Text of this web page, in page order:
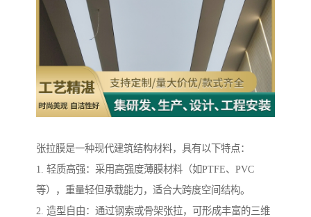
张拉膜是一种现代建筑结构材料，具有以下特点：
1. 轻质高强：采用高强度薄膜材料（如PTFE、PVC
等），重量轻但承载能力，适合大跨度空间结构。
2. 造型自由：通过钢索或骨架张拉，可形成丰富的三维